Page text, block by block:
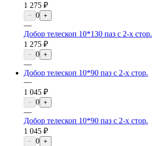
1 275 ₽
− 0 +
—
Добор телескоп 10*130 паз с 2-х стор.
1 275 ₽
− 0 +
—
Добор телескоп 10*90 паз с 2-х стор.
—
1 045 ₽
− 0 +
—
Добор телескоп 10*90 паз с 2-х стор.
1 045 ₽
− 0 +